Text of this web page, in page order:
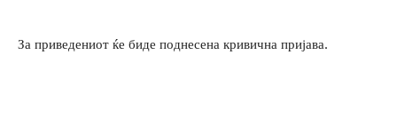
За приведениот ќе биде поднесена кривична пријава.